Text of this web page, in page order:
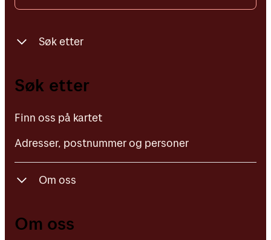
Søk etter
Finn oss på kartet
Søk etter
Finn oss på kartet
Adresser, postnummer og personer
Om oss
Om oss